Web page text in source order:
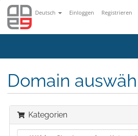
Deutsch Einloggen Registrieren
Domain
Kategorien